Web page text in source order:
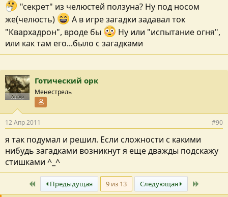
"секрет" из челюстей ползуна? Ну под носом
же(челюсть)
А в игре загадки задавал ток
"Квархадрон", вроде бы
Ну или "испытание огня",
или как там его...было с загадками
Автор
Готический орк
Менестрель
12 Апр 2011 #90
я так подумал и решил. Если сложности с какими
нибудь загадками возникнут я еще дважды подскажу
стишками ^_^
ПервыйПредыдущая 9 из 13 Следующая